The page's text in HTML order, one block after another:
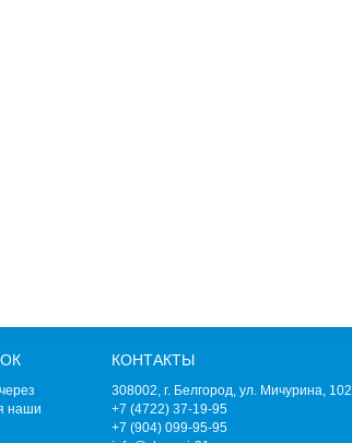
наши
КОНТАКТЫ
308002, г. Белгород, ул. Мичурина, 102
+7 (4722) 37-19-95
+7 (904) 099-95-95